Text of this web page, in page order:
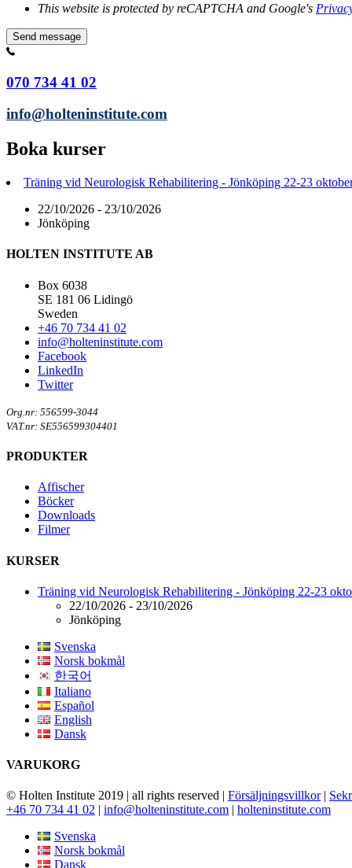
This website is protected by reCAPTCHA and Google's
Send message
070 734 41 02
info@holteninstitute.com
Boka kurser
Träning vid Neurologisk Rehabilitering - Jönköping 22-23
22/10/2026 - 23/10/2026
Jönköping
HOLTEN INSTITUTE AB
Box 6038
SE 181 06 Lidingö
Sweden
+46 70 734 41 02
info@holteninstitute.com
Facebook
LinkedIn
Twitter
Org.nr: 556599-3044
VAT.nr: SE556599304401
PRODUKTER
Affischer
Böcker
Downloads
Filmer
KURSER
Träning vid Neurologisk Rehabilitering - Jönköping 22-23
22/10/2026 - 23/10/2026
Jönköping
Svenska
Norsk bokmål
한국어
Italiano
Español
English
Dansk
VARUKORG
© Holten Institute 2019 | all rights reserved | Försäljningsvillkor|
+46 70 734 41 02 | info@holteninstitute.com | holteninstitute.com
Svenska
Norsk bokmål
Dansk